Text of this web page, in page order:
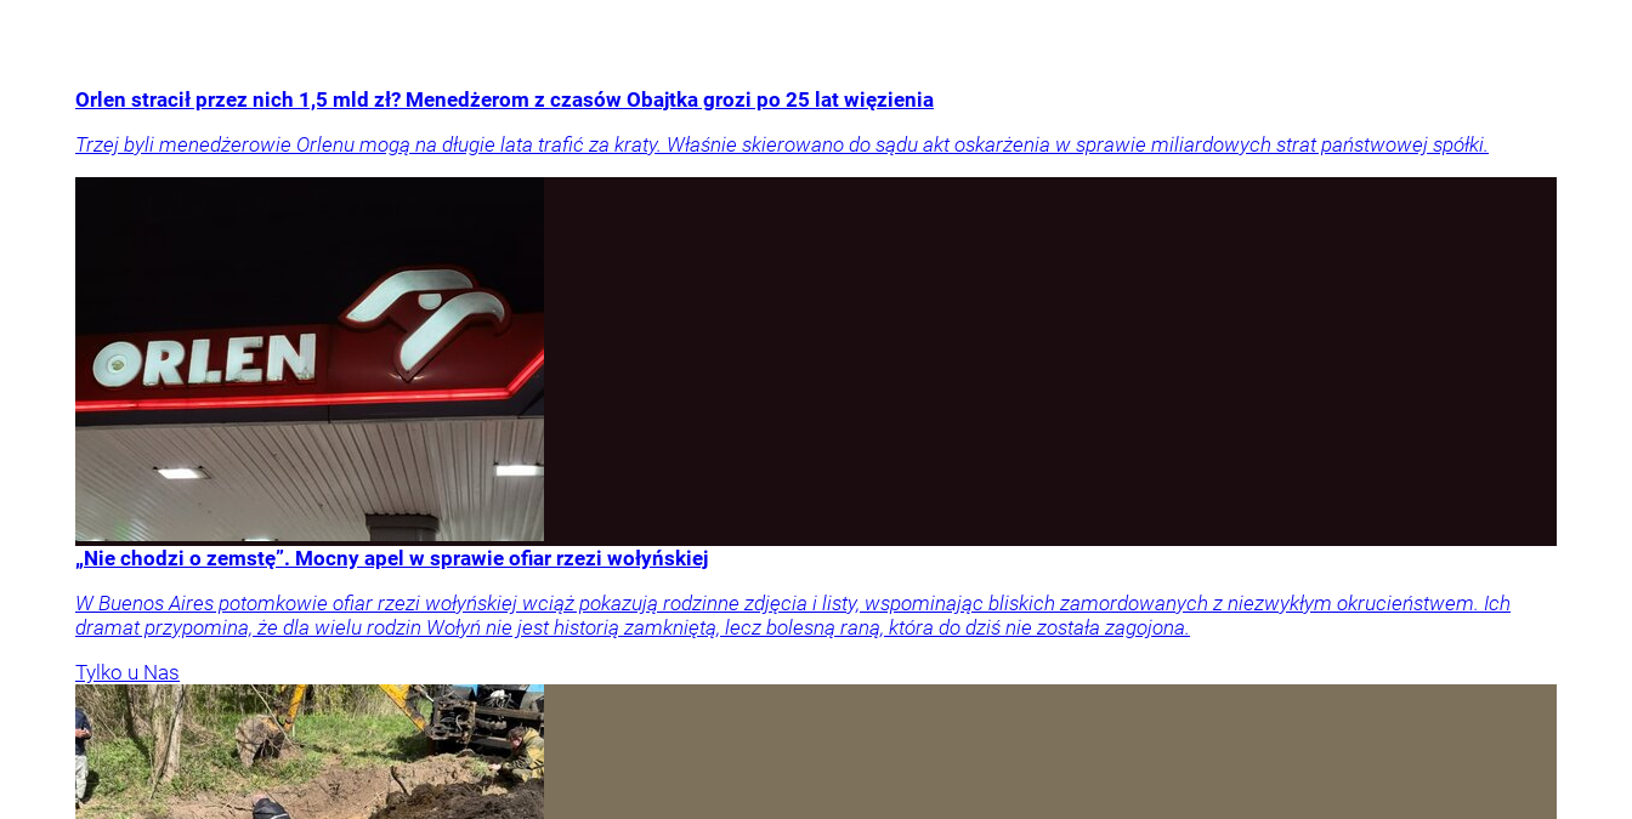
Orlen stracił przez nich 1,5 mld zł? Menedżerom z czasów Obajtka grozi po 25 lat więzienia
Trzej byli menedżerowie Orlenu mogą na długie lata trafić za kraty. Właśnie skierowano do sądu akt oskarżenia w sprawie miliardowych strat państwowej spółki.
„Nie chodzi o zemstę”. Mocny apel w sprawie ofiar rzezi wołyńskiej
W Buenos Aires potomkowie ofiar rzezi wołyńskiej wciąż pokazują rodzinne zdjęcia i listy, wspominając bliskich zamordowanych z niezwykłym okrucieństwem. Ich
dramat przypomina, że dla wielu rodzin Wołyń nie jest historią zamkniętą, lecz bolesną raną, która do dziś nie została zagojona.
Tylko u Nas